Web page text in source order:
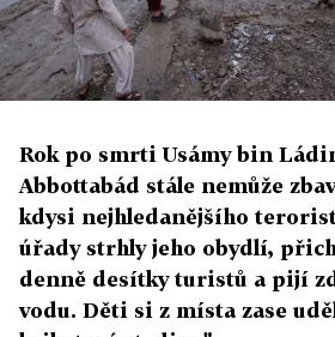
Rok po smrti Usámy bin
Abbottabád stále nemůže
kdysi nejhledanějšího
úřady strhly jeho obydlí,
denně desítky turistů a pijí
vodu. Děti si z místa zase